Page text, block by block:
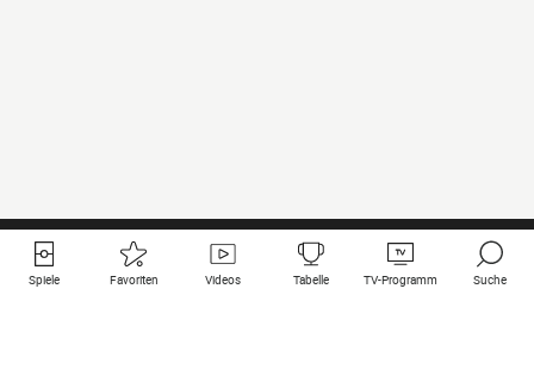
Spiele Favoriten Videos Tabelle TV-Programm Suche